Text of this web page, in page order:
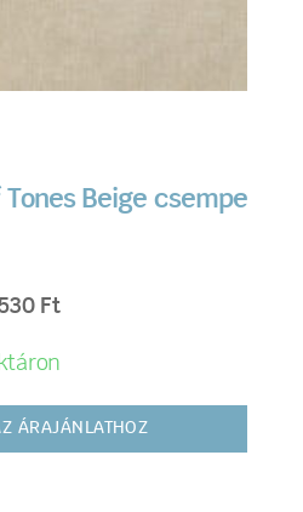
Beige csempe
Ft
ÁRAJÁNLATHOZ